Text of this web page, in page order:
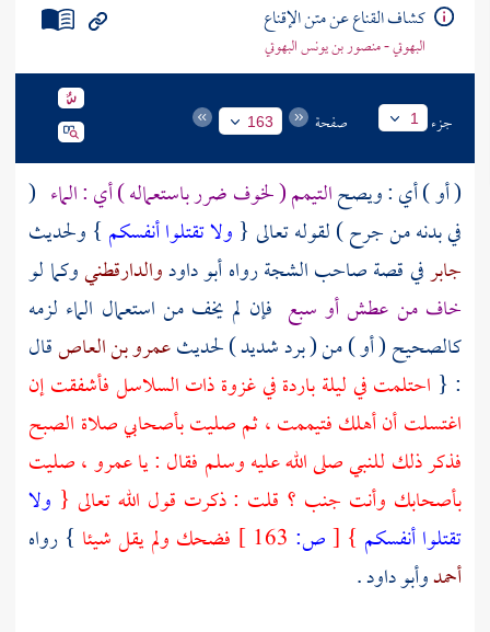
كشاف القناع عن متن الإقناع
البهوتي - منصور بن يونس البهوتي
جزء 1 صفحة 163
( أو ) أي : ويصحالتيمم ( لخوف ضرر باستعماله ) أي : الماء (
في بدنه من جرح ) لقوله تعالى { ولا تقتلوا أنفسكم } ولحديث
جابرفي قصة صاحب الشجة رواهأبو داودوالدارقطنيوكما لو
خاف من عطش أو سبع فإن لم يخف من استعمال الماء لزمه
كالصحيح ( أو ) من ( برد شديد ) لحديثعمرو بن العاصقال
: { احتلمت في ليلة باردة في غزوة ذات السلاسل فأشفقت إن
اغتسلت أن أهلك فتيممت ، ثم صليت بأصحابي صلاة الصبح
فذكر ذلك للنبي صلى الله عليه وسلم فقال : ياعمرو، صليت
بأصحابك وأنت جنب ؟ قلت : ذكرت قول الله تعالى { ولا
تقتلوا أنفسكم }
[ص: فضحك ولم يقل شيئا } رواه
أحمدوأبو داود.